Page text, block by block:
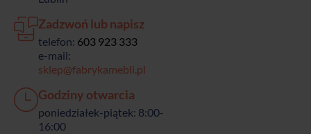
Zadzwoń lub napisz
telefon: 603 923 333
e-mail:
sklep@fabrykamebli.pl
Godziny otwarcia
poniedziałek-piątek: 8:00-
16:00